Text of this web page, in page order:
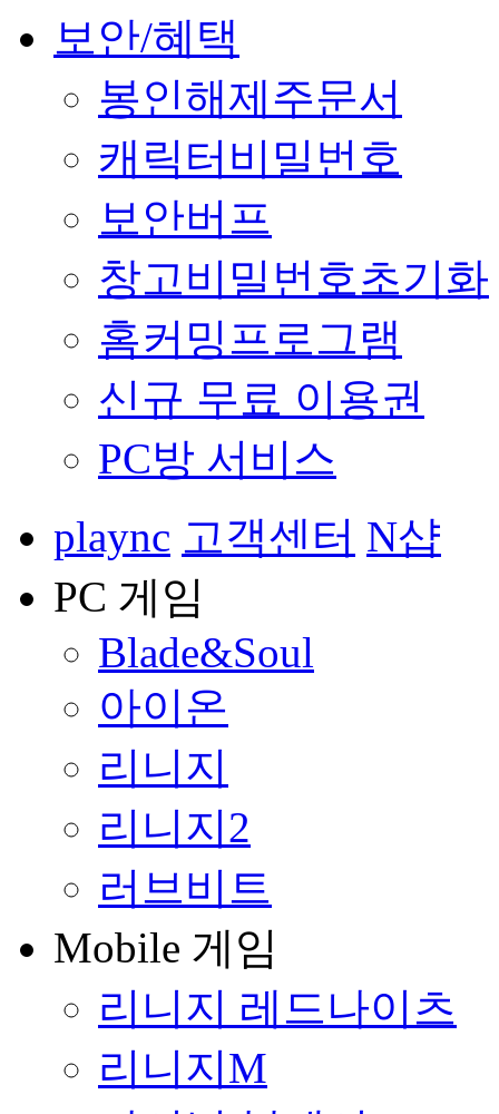
보안/혜택
봉인해제주문서
캐릭터비밀번호
보안버프
창고비밀번호초기화
홈커밍프로그램
신규 무료 이용권
PC방 서비스
plaync 고객센터 N샵
PC 게임
Blade&Soul
아이온
리니지
리니지2
러브비트
Mobile 게임
리니지 레드나이츠
리니지M